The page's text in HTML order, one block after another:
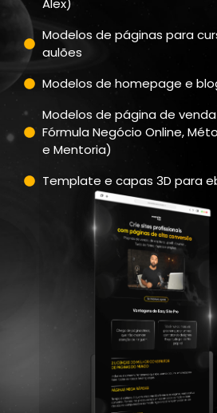
Alex)
Modelos de páginas para
aulões
Modelos de homepage e
Modelos de página de
Fórmula Negócio Online,
e Mentoria)
Template e capas 3D para